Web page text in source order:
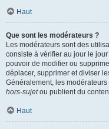
Haut
Que sont les modérateurs ?
Les modérateurs sont des
consiste à vérifier au jour le
pouvoir de modifier ou
déplacer, supprimer et diviser
Généralement, les
hors-sujetou publient du
Haut